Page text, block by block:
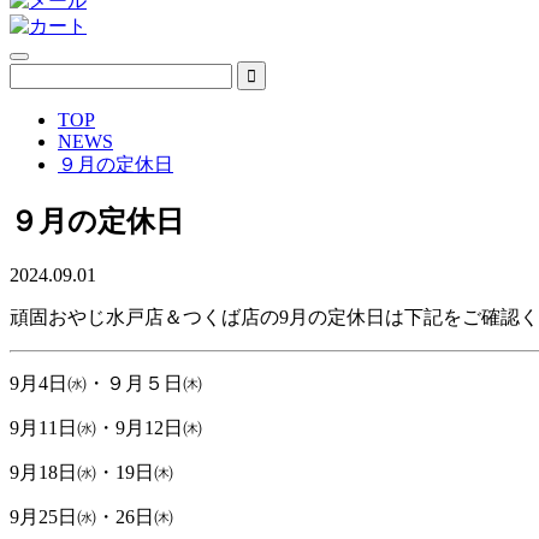
TOP
NEWS
９月の定休日
９月の定休日
2024.09.01
頑固おやじ水戸店＆つくば店の9月の定休日は下記をご確認く
9月4日㈬・９月５日㈭
9月11日㈬・9月12日㈭
9月18日㈬・19日㈭
9月25日㈬・26日㈭